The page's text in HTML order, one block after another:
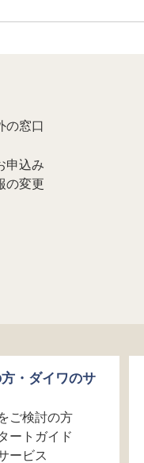
の窓口
申込み
の変更
・ダイワのサ
ご検討の方
ートガイド
ービス